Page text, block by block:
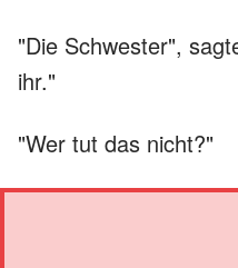
"Die Schwester",
ihr."
"Wer tut das nicht?"